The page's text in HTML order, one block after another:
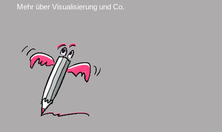
Mehr über Visualisierung und Co.